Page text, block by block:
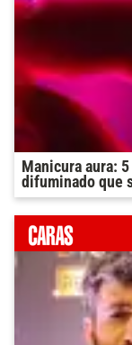
Manicura aura:
difuminado que